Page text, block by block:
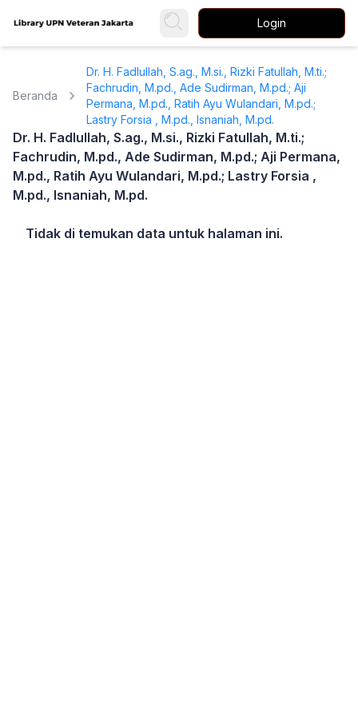
Login
Beranda
Dr. H. Fadlullah, S.ag., M.si., Rizki Fatullah, M.ti.;
Fachrudin, M.pd., Ade Sudirman, M.pd.; Aji
Permana, M.pd., Ratih Ayu Wulandari, M.pd.;
Lastry Forsia , M.pd., Isnaniah, M.pd.
Dr. H. Fadlullah, S.ag., M.si., Rizki Fatullah, M.ti.;
Fachrudin, M.pd., Ade Sudirman, M.pd.; Aji Permana,
M.pd., Ratih Ayu Wulandari, M.pd.; Lastry Forsia ,
M.pd., Isnaniah, M.pd.
Tidak di temukan data untuk halaman ini.